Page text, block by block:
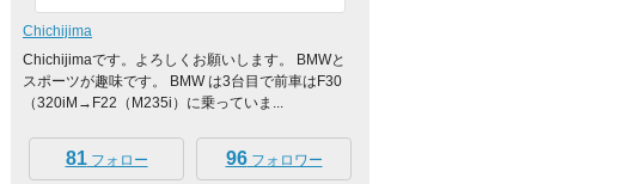
Chichijima
Chichijimaです。よろしくお願いします。 BMWと
スポーツが趣味です。 BMW は3台目で前車はF30
（320iM→F22（M235i）に乗っていま...
81フォロー 96フォロワー